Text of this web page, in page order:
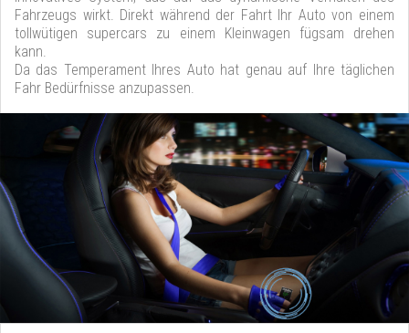
Fahrzeugs wirkt. Direkt während der Fahrt Ihr Auto von einem
tollwütigen supercars zu einem Kleinwagen fügsam drehen
kann.
Da das Temperament Ihres Auto hat genau auf Ihre täglichen
Fahr Bedürfnisse anzupassen.